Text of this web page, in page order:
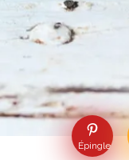
Épingle